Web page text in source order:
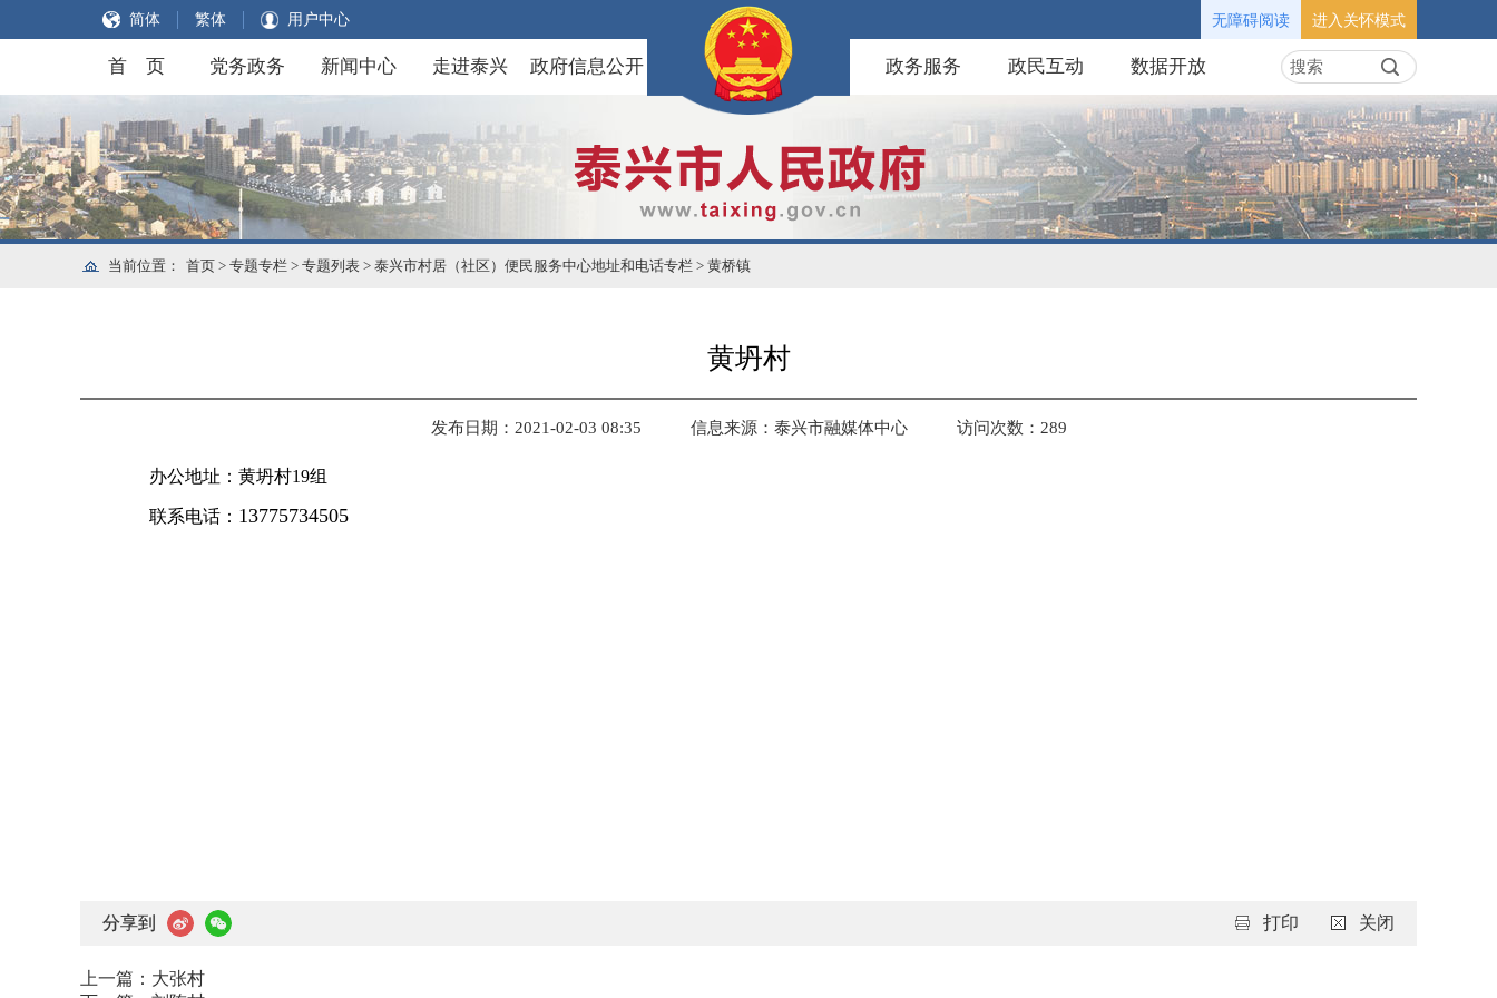
简体 繁体 用户中心 无障碍阅读 进入关怀模式
首 页 党务政务 新闻中心 走进泰兴 政府信息公开 政务服务 政民互动 数据开放
当前位置： 首页 > 专题专栏 > 专题列表 > 泰兴市村居（社区）便民服务中心地址和电话专栏 > 黄桥镇
黄坍村
发布日期：2021-02-03 08:35 信息来源：泰兴市融媒体中心 访问次数： 289
办公地址：黄坍村19组
联系电话： 13775734505
分享到 打印 关闭
上一篇： 大张村